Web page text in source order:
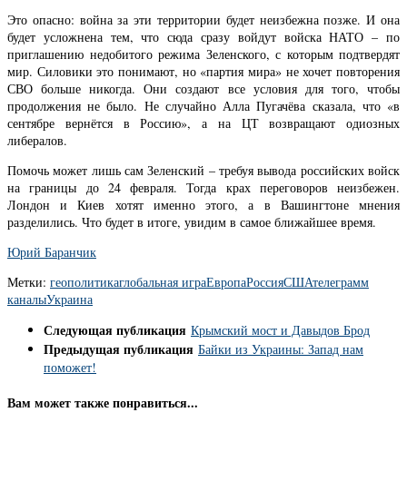
Это опасно: война за эти территории будет неизбежна позже. И она
будет усложнена тем, что сюда сразу войдут войска НАТО – по
приглашению недобитого режима Зеленского, с которым подтвердят
мир. Силовики это понимают, но «партия мира» не хочет повторения
СВО больше никогда. Они создают все условия для того, чтобы
продолжения не было. Не случайно Алла Пугачёва сказала, что «в
сентябре вернётся в Россию», а на ЦТ возвращают одиозных
либералов.
Помочь может лишь сам Зеленский – требуя вывода российских войск
на границы до 24 февраля. Тогда крах переговоров неизбежен.
Лондон и Киев хотят именно этого, а в Вашингтоне мнения
разделились. Что будет в итоге, увидим в самое ближайшее время.
Юрий Баранчик
Метки: геополитикаглобальная играЕвропаРоссияСШАтелеграмм
каналыУкраина
Следующая публикация Крымский мост и Давыдов Брод
Предыдущая публикация Байки из Украины: Запад нам
поможет!
Вам может также понравиться...